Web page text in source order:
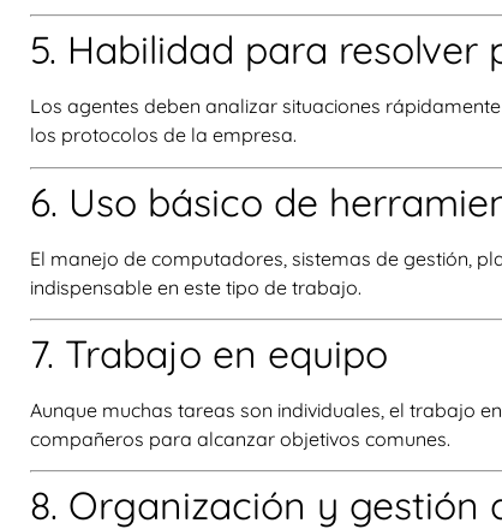
5. Habilidad para resolver
Los agentes deben analizar situaciones
los protocolos de la empresa.
6. Uso básico de
El manejo de computadores, sistemas de gestión,
indispensable en este tipo de trabajo.
7. Trabajo en equipo
Aunque muchas tareas son individuales, el trabajo
compañeros para alcanzar objetivos comunes.
8. Organización y gestión